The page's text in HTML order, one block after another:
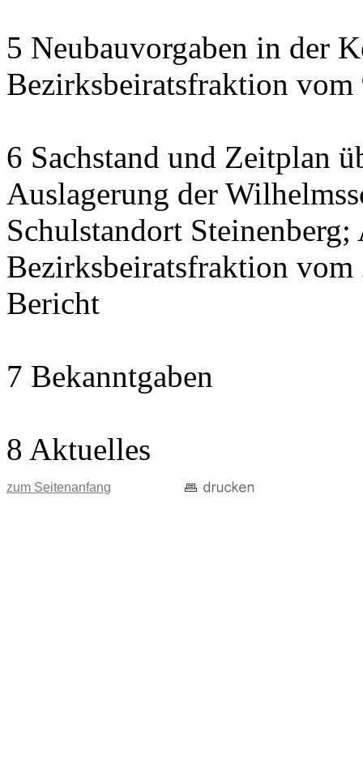
5 Neubauvorgaben in der
Bezirksbeiratsfraktion
6 Sachstand und Zeitplan
Auslagerung der
Schulstandort
Bezirksbeiratsfraktion
Bericht
7 Bekanntgaben
8 Aktuelles
zum Seitenanfang